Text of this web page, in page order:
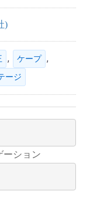
)
, ケープ ,
ージ
ーション